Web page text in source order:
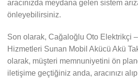
aracınızda meydana gelen sistem
önleyebilirsiniz.
Son olarak, Cağaloğlu Oto Elektrikçi
Hizmetleri Sunan Mobil Akücü Akü
olarak, müşteri memnuniyetini ön
iletişime geçtiğiniz anda, aracınızı